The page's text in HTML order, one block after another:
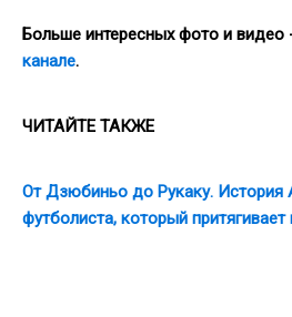
Больше интересных фото и видео
канале.
ЧИТАЙТЕ ТАКЖЕ
От Дзюбиньо до Рукаку.
футболиста, который